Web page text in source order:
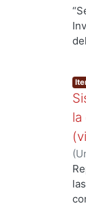
y
(